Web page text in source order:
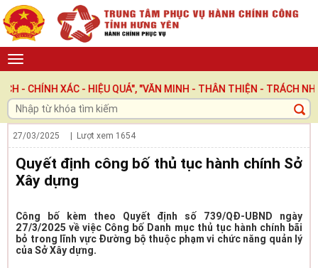
XÁC - HIỆU QUẢ", "VĂN MINH - THÂN THIỆN - TRÁCH NHIỆM ",
27/03/2025 | Lượt xem 1654
Quyết định công bố thủ tục hành chính Sở
Xây dựng
Công bố kèm theo Quyết định số 739/QĐ-UBND ngày
27/3/2025 về việc Công bố Danh mục thủ tục hành chính bãi
bỏ trong lĩnh vực Đường bộ thuộc phạm vi chức năng quản lý
của Sở Xây dựng.